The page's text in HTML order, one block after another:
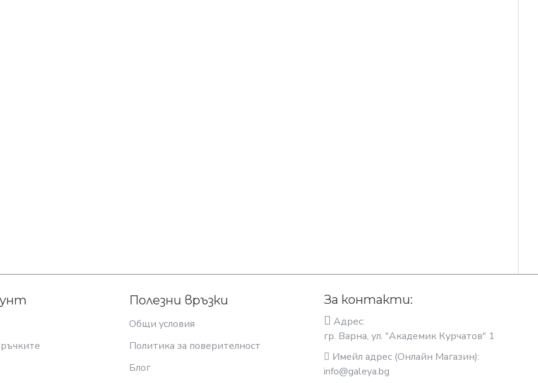
Полезни връзки
Общи условия
Политика за поверителност
Блог
За контакти:
Адрес:
гр. Варна, ул. "Академик Курчатов" 1
Имейл адрес (Онлайн Магазин):
info@galeya.bg